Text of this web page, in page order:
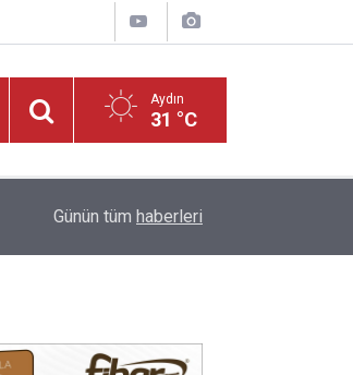
Aydın
31 °C
Kuyucak'ta 5 dekar kestanelik yandı
Günün tüm haberleri